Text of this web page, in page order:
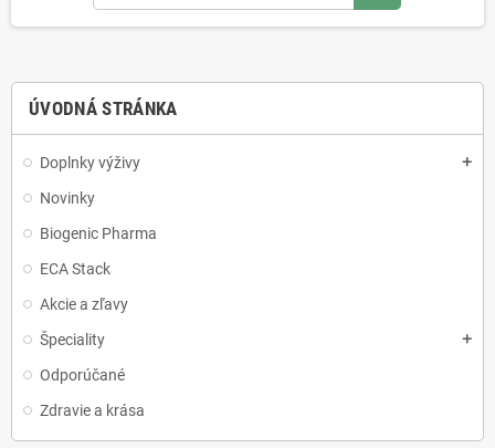
ÚVODNÁ STRÁNKA
Doplnky výživy add
Novinky
Biogenic Pharma
ECA Stack
Akcie a zľavy
Špeciality
add
Odporúčané
Zdravie a krása